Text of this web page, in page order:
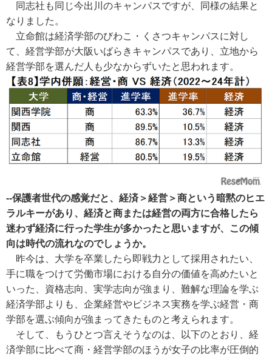
同志社も同じ今出川のキャンパスですが、同様の結果と
なりました。
立命館は経済学部のびわこ・くさつキャンパスに対し
て、経営学部が大阪いばらきキャンパスであり、立地から
経営学部を選んだ人も少なからずいたと思われます。
--保護者世代の感覚だと、経済＞経営＞商という暗黙のヒエ
ラルキーがあり、経済と商または経営の両方に合格したら
迷わず経済に行った学生が多かったと思いますが、この傾
向は時代の流れなのでしょうか。
昨今は、大学を卒業したら即戦力として採用されたい、
手に職をつけて労働市場における自分の価値を高めたいと
いった、資格志向、実学志向が強まり、難解な理論を学ぶ
経済学部よりも、企業経営やビジネス実務を学ぶ経営・商
学部を選ぶ傾向が強まってきたものと考えられます。
そして、もうひとつ言えそうなのは、以下のとおり、経
済学部に比べて商・経営学部のほうが女子の比率が圧倒的